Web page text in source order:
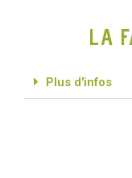
LA
Plus d'infos